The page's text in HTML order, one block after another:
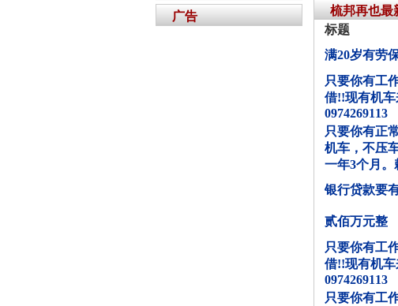
梳邦再也最
标题
满20岁有劳
只要你有工
借!!现有机车
0974269113
只要你有正
机车，不压
一年3个月。
银行贷款要
贰佰万元整
只要你有工
借!!现有机车
0974269113
只要你有工
广告